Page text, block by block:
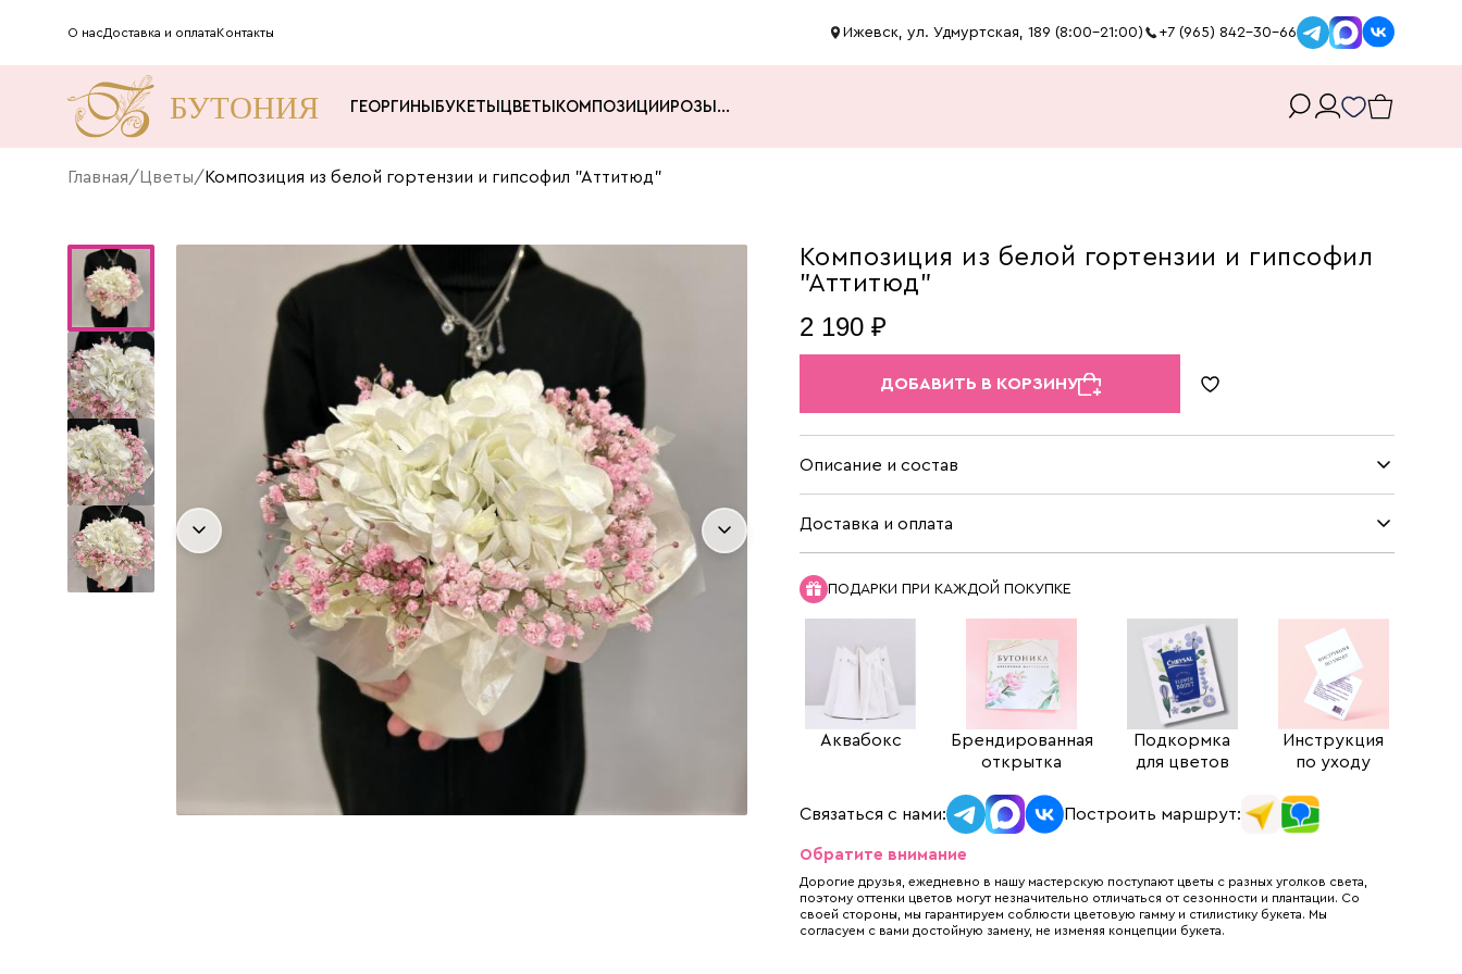
О насДоставка и оплатаКонтакты Ижевск, ул. Удмуртская, 189 (8:00-21:00) +7 (965) 842-30-66
ГЕОРГИНЫ БУКЕТЫ ЦВЕТЫ КОМПОЗИЦИИ РОЗЫ ...
Главная/ Цветы/ Композиция из белой гортензии и гипсофил "Аттитюд"
Композиция из белой гортензии и гипсофил
"Аттитюд"
2 190 ₽
ДОБАВИТЬ В КОРЗИНУ
Описание и состав
Доставка и оплата
ПОДАРКИ ПРИ КАЖДОЙ ПОКУПКЕ
Аквабокс
Брендированная
открытка
Подкормка
для цветов
Инструкция
по уходу
Связаться с нами: Построить маршрут:
Обратите внимание
Дорогие друзья, ежедневно в нашу мастерскую поступают цветы с разных уголков света,
поэтому оттенки цветов могут незначительно отличаться от сезонности и плантации. Со
своей стороны, мы гарантируем соблюсти цветовую гамму и стилистику букета. Мы
согласуем с вами достойную замену, не изменяя концепции букета.